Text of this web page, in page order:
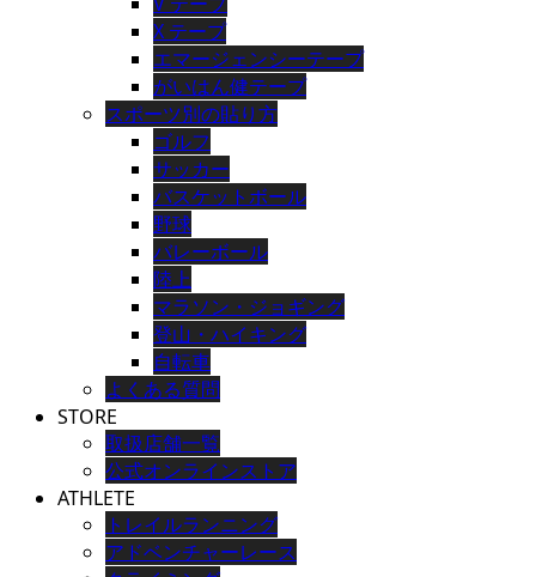
X テープ
エマージェンシーテープ
がいはん健テープ
スポーツ別の貼り方
ゴルフ
サッカー
バスケットボール
野球
バレーボール
陸上
マラソン・ジョギング
登山・ハイキング
自転車
よくある質問
STORE
取扱店舗一覧
公式オンラインストア
ATHLETE
トレイルランニング
アドベンチャーレース